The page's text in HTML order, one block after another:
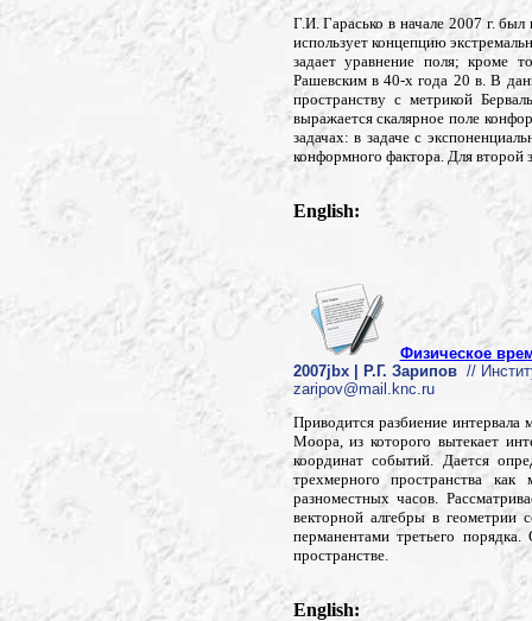
Г.И. Гарасько в начале 2007 г.
использует концепцию
задает уравнение поля; кроме
Рашевским в 40-х года 20 в. В
пространству с метрикой
выражается скалярное поле
задачах: в задаче с
конформного фактора. Для второй
English:
Физическое
2007jbx | Р.Г. Зарипов//
zaripov@mail.knc.ru
Приводится разбиение
Моора, из которого вытекает
координат событий. Дается
трехмерного пространства
разноместных часов.
векторной алгебры в геометрии
перманентами третьего
пространстве.
English: